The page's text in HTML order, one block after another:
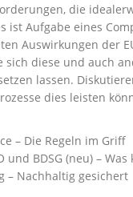
die
ist Aufgabe eines
Auswirkungen der
diese und auch
lassen.
dies leisten
– Die Regeln im Griff
und BDSG (neu) –
– Nachhaltig gesichert